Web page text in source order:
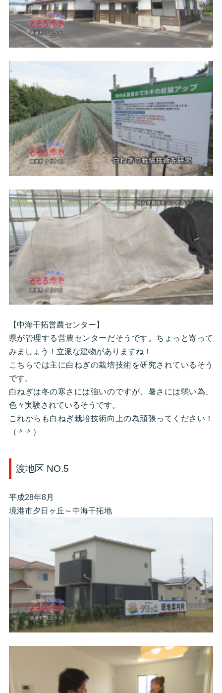
【中海干拓営農センター】
県が管理する営農センターだそうです。ちょっと寄って
みましょう！立派な建物がありますね！
こちらでは主に白ねぎの栽培技術を研究されているそう
です。
白ねぎは冬の寒さには強いのですが、暑さには弱い為、
色々実験されているそうです。
これからも白ねぎ栽培技術向上の為頑張ってください！
（＾＾）
渡地区 NO.5
平成28年8月
境港市夕日ヶ丘～中海干拓地